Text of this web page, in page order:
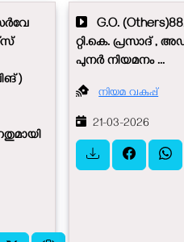
G.O.
റ്റി.കെ. പ്രസാദ് ,
പുനർ നിയമനം ...
നിയമ വകുപ്പ്
21-03-2026